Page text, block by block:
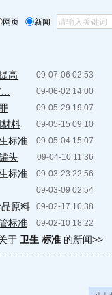
网页 新闻
09-07-06 02:53
高
09-06-02 14:00
09-05-29 19:07
09-05-15 09:10
料
09-05-04 15:07
标准
09-04-10 11:36
头
09-03-23 22:56
标准
09-03-09 02:54
09-02-17 10:38
原料
09-02-10 18:22
标准
于 卫生 标准 的新闻>>